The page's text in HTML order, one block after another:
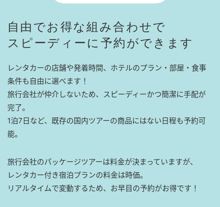
自由でお得な組み合わせで
スピーディーに予約ができます
レンタカーの店舗や発着時間、ホテルのプラン・部屋・食事
条件も自由に選べます！
旅行会社が仲介しないため、スピーディーかつ簡潔に手配が
完了。
1泊7日など、既存の国内ツアーの商品にはない日程も予約可
能。
旅行会社のパッケージツアーは料金が決まっていますが、
レンタカー付き宿泊プランの料金は時価。
リアルタイムで変動するため、お早目の予約がお得です！